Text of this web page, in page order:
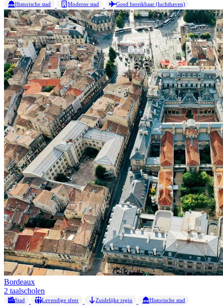
Historische stad
Moderne stad Goed bereikbaar (luchthaven)
Bordeaux
2 taalscholen
Stad Levendige sfeer Zuidelijke regio
Historische stad